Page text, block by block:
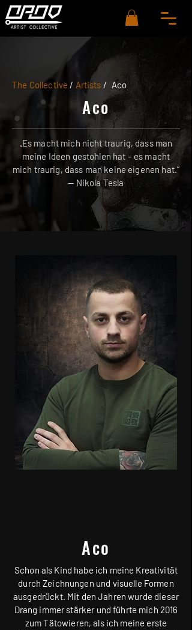
The Collective/ Artists /
Aco
„Es macht mich nicht traurig, dass man
meine Ideen gestohlen hat – es macht
mich traurig, dass man keine eigenen hat.“
— Nikola Tesla
Aco
Aco
Schon als Kind habe ich meine Kreativität
durch Zeichnungen und visuelle Formen
ausgedrückt. Mit den Jahren wurde dieser
Drang immer stärker und führte mich 2016
zum Tätowieren, als ich meine erste